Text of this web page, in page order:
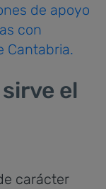
de apoyo
con
Cantabria.
el
carácter